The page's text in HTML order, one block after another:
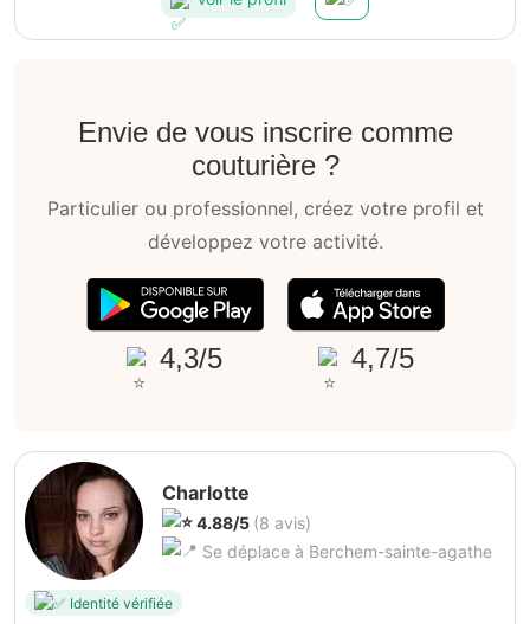
Envie de vous inscrire comme
couturière ?
Particulier ou professionnel, créez votre profil et
développez votre activité.
4,3/5 4,7/5
Charlotte
4.88/5 (8 avis)
Se déplace à Berchem-sainte-agathe
Identité vérifiée